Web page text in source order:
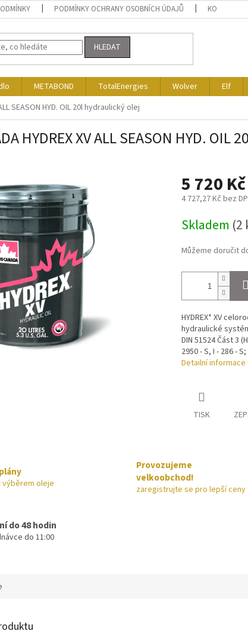
PODMÍNKY OCHRANY OSOBNÍCH ÚDAJŮ KONTAKTY
HLEDAT
METABOND TotalEnergies Wolver Elf
SEASON HYD. OIL 20l hydraulický olej
HYDREX XV ALL SEASON HYD.
5 720 Kč
4 727,27 Kč bez
cena:
Skladem (2
Můžeme doručit
HYDREX* XV
hydraulické
DIN 51524 Část 3
2950 - S, I - 286 -
Detailní informace
TISK
výběrem oleje
Provozujeme
velkoobchod!
zaregistrujte se pro lepší ceny
do 48 hodin
do 11:00